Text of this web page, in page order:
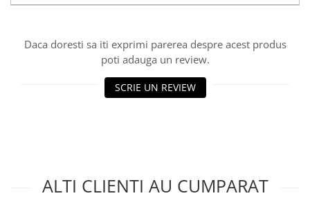
Daca doresti sa iti exprimi parerea despre acest produs
poti adauga un review.
SCRIE UN REVIEW
ALTI CLIENTI AU CUMPARAT